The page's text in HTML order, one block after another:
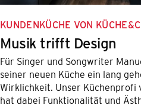
KUNDENKÜCHE VON
Musik trifft Design
Für Singer und Songwriter
seiner neuen Küche ein lang
Wirklichkeit. Unser Küchenprofi
hat dabei Funktionalität und